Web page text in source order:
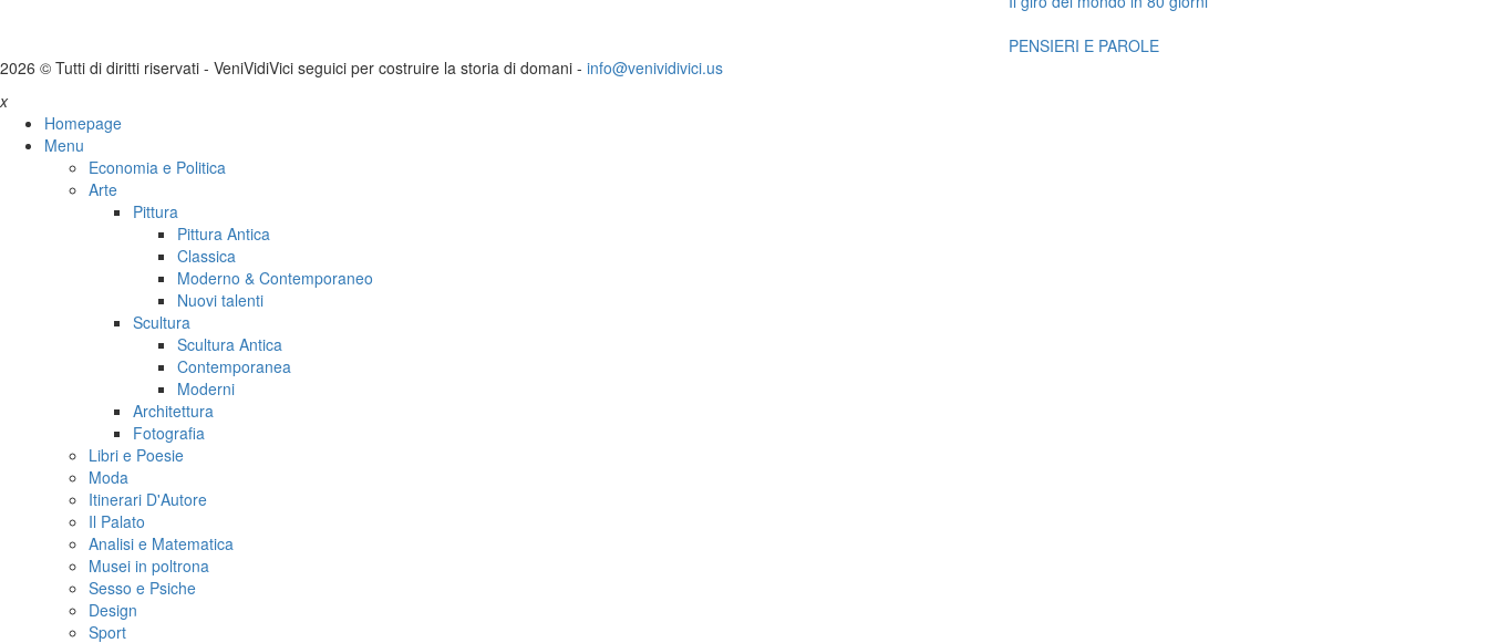
PENSIERI E PAROLE
2026 © Tutti di diritti riservati - VeniVidiVici seguici per costruire la storia di domani - info@venividivici.us
x
Homepage
Menu
Economia e Politica
Arte
Pittura
Pittura Antica
Classica
Moderno & Contemporaneo
Nuovi talenti
Scultura
Scultura Antica
Contemporanea
Moderni
Architettura
Fotografia
Libri e Poesie
Moda
Itinerari D'Autore
Il Palato
Analisi e Matematica
Musei in poltrona
Sesso e Psiche
Design
Sport